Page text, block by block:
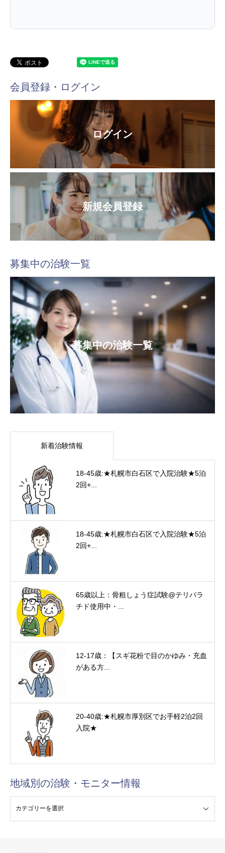
会員登録・ログイン
ログイン
新規会員登録
募集中の治験一覧
募集中の治験一覧
新着治験情報
18-45歳:★札幌市白石区で入院治験★5泊
2回+...
18-45歳:★札幌市白石区で入院治験★5泊
2回+...
65歳以上：骨粗しょう症試験@テリパラ
チド使用中・...
12-17歳：【スギ花粉で目のかゆみ・充血
がある方...
20-40歳:★札幌市厚別区でお手軽2泊2回
入院★
地域別の治験・モニター情報